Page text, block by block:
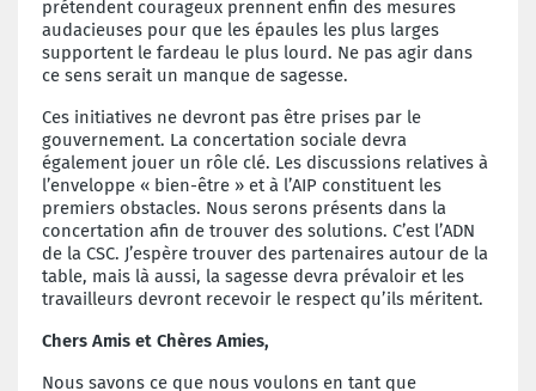
prétendent courageux prennent enfin des mesures
audacieuses pour que les épaules les plus larges
supportent le fardeau le plus lourd. Ne pas agir dans
ce sens serait un manque de sagesse.
Ces initiatives ne devront pas être prises par le
gouvernement. La concertation sociale devra
également jouer un rôle clé. Les discussions relatives à
l’enveloppe « bien-être » et à l’AIP constituent les
premiers obstacles. Nous serons présents dans la
concertation afin de trouver des solutions. C’est l’ADN
de la CSC. J’espère trouver des partenaires autour de la
table, mais là aussi, la sagesse devra prévaloir et les
travailleurs devront recevoir le respect qu’ils méritent.
Chers Amis et Chères Amies,
Nous savons ce que nous voulons en tant que